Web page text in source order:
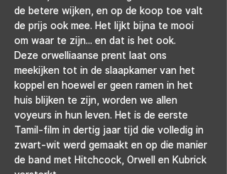
de betere wijken, en op de koop toe valt
de prijs ook mee. Het lijkt bijna te mooi
om waar te zijn... en dat is het ook.
Deze orwelliaanse prent laat ons
meekijken tot in de slaapkamer van het
koppel en hoewel er geen ramen in het
huis blijken te zijn, worden we allen
voyeurs in hun leven. Het is de eerste
Tamil-film in dertig jaar tijd die volledig in
zwart-wit werd gemaakt en op die manier
de band met Hitchcock, Orwell en Kubrick